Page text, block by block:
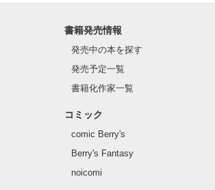
書籍発売情報
発売中の本を探す
発売予定一覧
書籍化作家一覧
コミック
comic Berry's
Berry's Fantasy
noicomi